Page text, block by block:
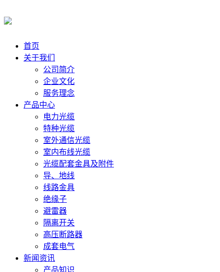
首页
关于我们
公司简介
企业文化
服务理念
产品中心
电力光缆
特种光缆
室外通信光缆
室内布线光缆
光缆配套金具及附件
导、地线
线路金具
绝缘子
避雷器
隔离开关
高压断路器
成套电气
新闻资讯
产品知识